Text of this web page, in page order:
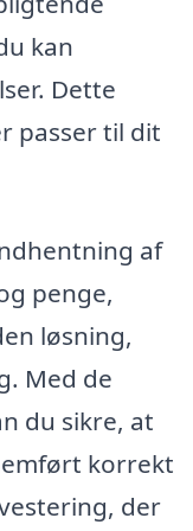
kan
Dette
passer til dit
af
penge,
løsning,
Med de
du sikre, at
korrekt
der